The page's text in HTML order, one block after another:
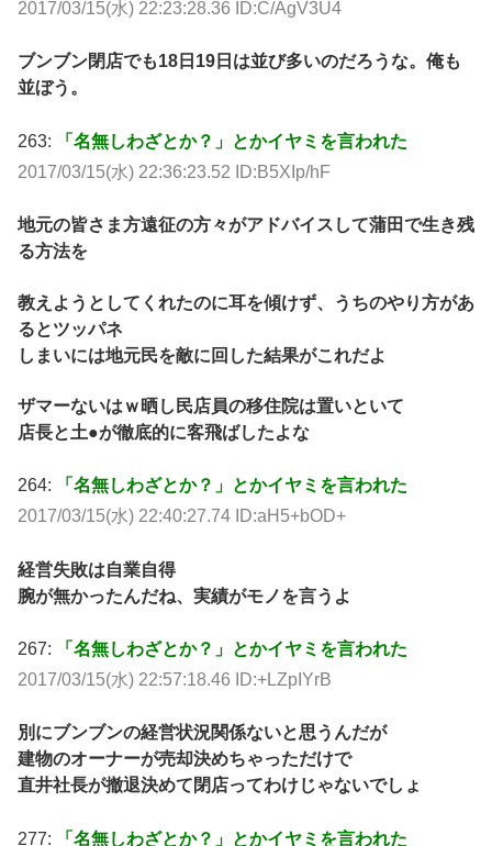
2017/03/15(水) 22:23:28.36 ID:C/AgV3U4
ブンブン閉店でも18日19日は並び多いのだろうな。俺も
並ぼう。
263:
「名無しわざとか？」とかイヤミを言われた
2017/03/15(水) 22:36:23.52 ID:B5XIp/hF
地元の皆さま方遠征の方々がアドバイスして蒲田で生き残
る方法を
教えようとしてくれたのに耳を傾けず、うちのやり方があ
るとツッパネ
しまいには地元民を敵に回した結果がこれだよ
ザマーないはｗ晒し民店員の移住院は置いといて
店長と土●が徹底的に客飛ばしたよな
264:
「名無しわざとか？」とかイヤミを言われた
2017/03/15(水) 22:40:27.74 ID:aH5+bOD+
経営失敗は自業自得
腕が無かったんだね、実績がモノを言うよ
267:
「名無しわざとか？」とかイヤミを言われた
2017/03/15(水) 22:57:18.46 ID:+LZpIYrB
別にブンブンの経営状況関係ないと思うんだが
建物のオーナーが売却決めちゃっただけで
直井社長が撤退決めて閉店ってわけじゃないでしょ
277:
「名無しわざとか？」とかイヤミを言われた